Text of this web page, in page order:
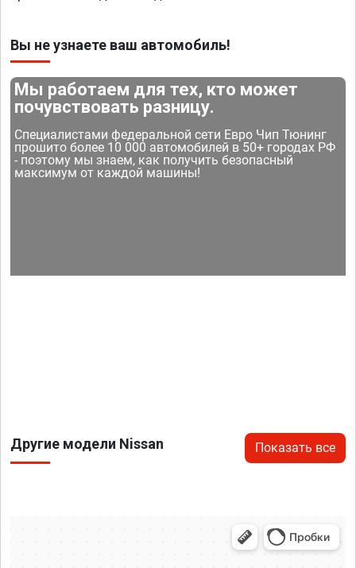
Вы не узнаете ваш автомобиль!
Мы работаем для тех, кто может
почувствовать разницу.
Специалистами федеральной сети Евро Чип Тюнинг
прошито более 10 000 автомобилей в 50+ городах РФ
- поэтому мы знаем, как получить безопасный
максимум от каждой машины!
Другие модели Nissan Показать все